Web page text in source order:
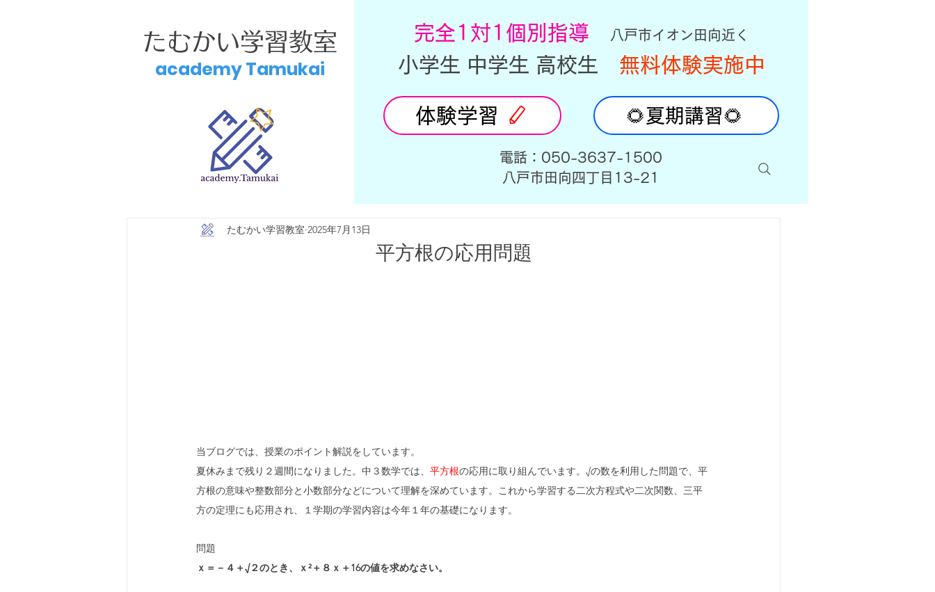
たむかい学習教室
academy Tamukai
​完全1対1個別指導 八戸市イオン田向近く
小学生 中学生 高校生 無料体験実施中
体験学習 🌻夏期講習🌻
​電話：050-3637-1500
​八戸市田向四丁目13-21
たむかい学習教室 2025年7月13日
平方根の応用問題
当ブログでは、授業のポイント解説をしています。
夏休みまで残り２週間になりました。中３数学では、 平方根の応用に取り組んでいます。√の数を利用した問題で、平
方根の意味や整数部分と小数部分などについて理解を深めています。これから学習する二次方程式や二次関数、三平
方の定理にも応用され、１学期の学習内容は今年１年の基礎になります。
問題
ｘ＝－４＋√２のとき、ｘ²＋８ｘ＋16の値を求めなさい。